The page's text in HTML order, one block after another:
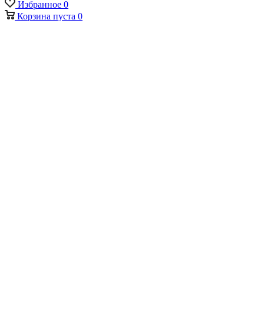
Избранное 0
Корзина пуста 0